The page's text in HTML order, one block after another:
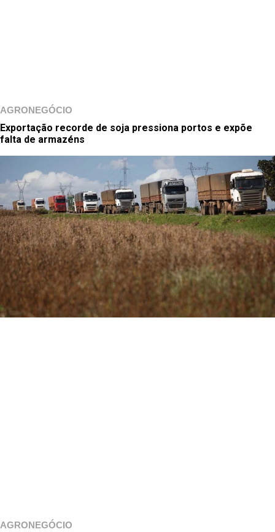
AGRONEGÓCIO
Exportação recorde de soja pressiona portos e expõe
falta de armazéns
AGRONEGÓCIO